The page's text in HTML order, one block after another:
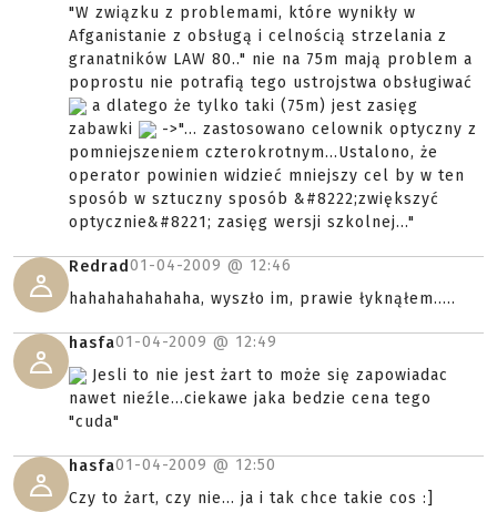
"W związku z problemami, które wynikły w
Afganistanie z obsługą i celnością strzelania z
granatników LAW 80.." nie na 75m mają problem a
poprostu nie potrafią tego ustrojstwa obsługiwać
a dlatego że tylko taki (75m) jest zasięg
zabawki
->"... zastosowano celownik optyczny z
pomniejszeniem czterokrotnym...Ustalono, że
operator powinien widzieć mniejszy cel by w ten
sposób w sztuczny sposób &#8222;zwiększyć
optycznie&#8221; zasięg wersji szkolnej..."
Redrad01-04-2009 @ 12:46
hahahahahahaha, wyszło im, prawie łyknąłem.....
hasfa01-04-2009 @ 12:49
Jesli to nie jest żart to może się zapowiadac
nawet nieźle...ciekawe jaka bedzie cena tego
"cuda"
hasfa01-04-2009 @ 12:50
Czy to żart, czy nie... ja i tak chce takie cos :]